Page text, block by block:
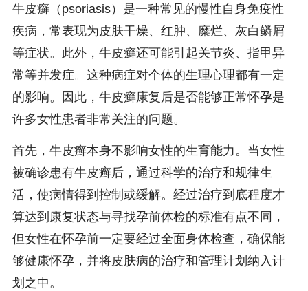
牛皮癣（psoriasis）是一种常见的慢性自身免疫性
疾病，常表现为皮肤干燥、红肿、糜烂、灰白鳞屑
等症状。此外，牛皮癣还可能引起关节炎、指甲异
常等并发症。这种病症对个体的生理心理都有一定
的影响。因此，牛皮癣康复后是否能够正常怀孕是
许多女性患者非常关注的问题。
首先，牛皮癣本身不影响女性的生育能力。当女性
被确诊患有牛皮癣后，通过科学的治疗和规律生
活，使病情得到控制或缓解。经过治疗到底程度才
算达到康复状态与寻找孕前体检的标准有点不同，
但女性在怀孕前一定要经过全面身体检查，确保能
够健康怀孕，并将皮肤病的治疗和管理计划纳入计
划之中。